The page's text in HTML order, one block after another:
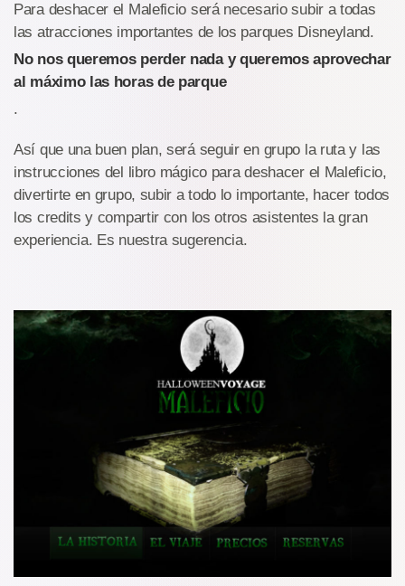
Para deshacer el Maleficio será necesario subir a todas
las atracciones importantes de los parques Disneyland.
No nos queremos perder nada y queremos aprovechar
al máximo las horas de parque
.
Así que una buen plan, será seguir en grupo la ruta y las
instrucciones del libro mágico para deshacer el Maleficio,
divertirte en grupo, subir a todo lo importante, hacer todos
los credits y compartir con los otros asistentes la gran
experiencia. Es nuestra sugerencia.